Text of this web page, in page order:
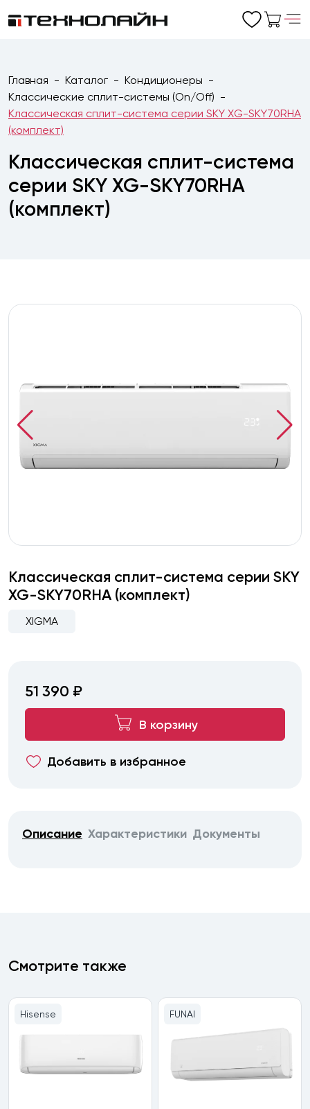
Главная Каталог
Кондиционеры
Классические сплит-системы (On/Off)
Классическая сплит-система серии SKY XG-SKY70RHA
(комплект)
Классическая сплит-система
серии SKY XG-SKY70RHA
(комплект)
Классическая сплит-система серии SKY
XG-SKY70RHA (комплект)
XIGMA
51 390 ₽
В корзину
Добавить в избранное
Описание Характеристики Документы
Смотрите также
Hisense FUNAI